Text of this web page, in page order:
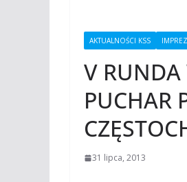
AKTUALNOŚCI KSS
V RUNDA
PUCHAR
31 lipca, 2013